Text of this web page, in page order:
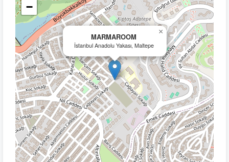
MARMAROOM
İstanbul Anadolu Yakası, Maltepe
×
−